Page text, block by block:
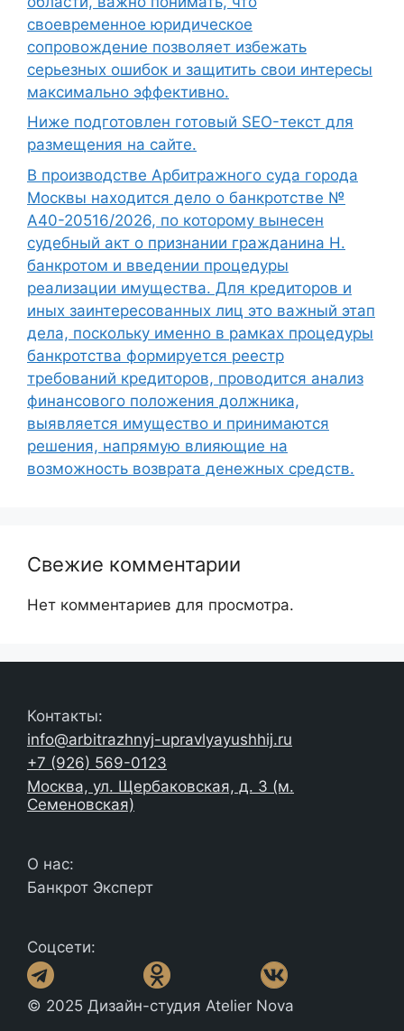
своевременное юридическое
сопровождение позволяет избежать
серьезных ошибок и защитить свои интересы
максимально эффективно.
Ниже подготовлен готовый SEO-текст для
размещения на сайте.
В производстве Арбитражного суда города
Москвы находится дело о банкротстве №
А40-20516/2026, по которому вынесен
судебный акт о признании гражданина Н.
банкротом и введении процедуры
реализации имущества. Для кредиторов и
иных заинтересованных лиц это важный этап
дела, поскольку именно в рамках процедуры
банкротства формируется реестр
требований кредиторов, проводится анализ
финансового положения должника,
выявляется имущество и принимаются
решения, напрямую влияющие на
возможность возврата денежных средств.
Свежие комментарии
Нет комментариев для просмотра.
Контакты:
info@arbitrazhnyj-upravlyayushhij.ru
+7 (926) 569-0123
Москва, ул. Щербаковская, д. 3 (м.
Семеновская)
О нас:
Банкрот Эксперт
Соцсети:
© 2025 Дизайн-студия Atelier Nova